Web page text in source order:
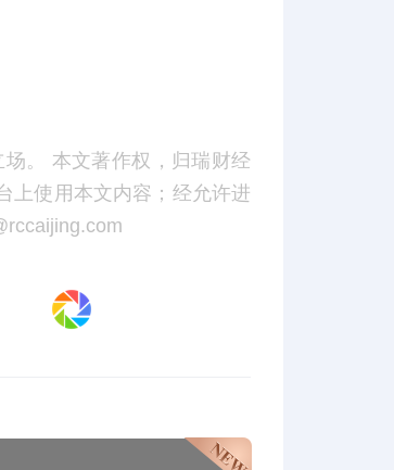
。 本文著作权，归瑞财经
上使用本文内容；经允许进